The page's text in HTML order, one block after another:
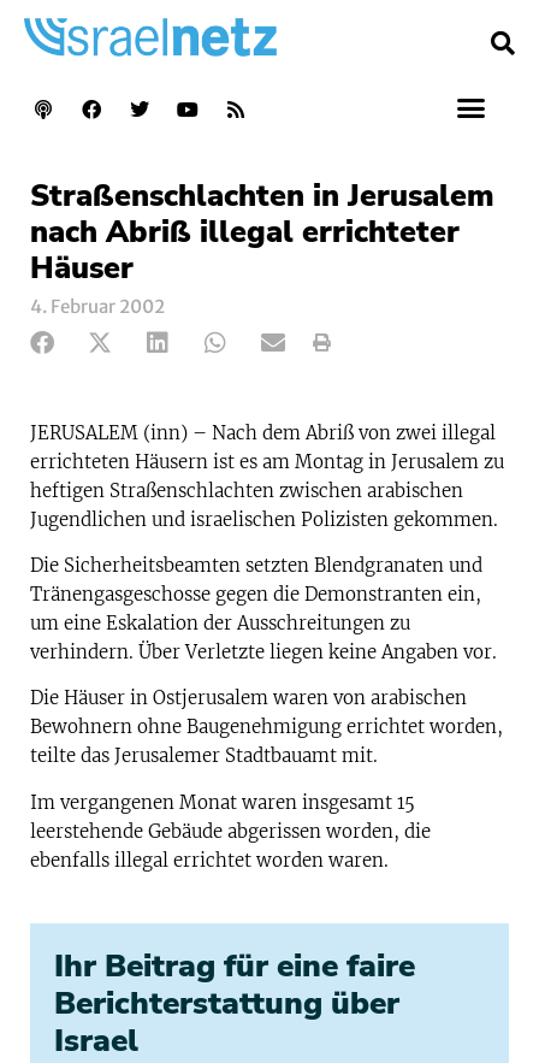
Straßenschlachten in Jerusalem
nach Abriß illegal errichteter
Häuser
4. Februar 2002
JERUSALEM (inn) – Nach dem Abriß von zwei illegal
errichteten Häusern ist es am Montag in Jerusalem zu
heftigen Straßenschlachten zwischen arabischen
Jugendlichen und israelischen Polizisten gekommen.
Die Sicherheitsbeamten setzten Blendgranaten und
Tränengasgeschosse gegen die Demonstranten ein,
um eine Eskalation der Ausschreitungen zu
verhindern. Über Verletzte liegen keine Angaben vor.
Die Häuser in Ostjerusalem waren von arabischen
Bewohnern ohne Baugenehmigung errichtet worden,
teilte das Jerusalemer Stadtbauamt mit.
Im vergangenen Monat waren insgesamt 15
leerstehende Gebäude abgerissen worden, die
ebenfalls illegal errichtet worden waren.
Ihr Beitrag für eine faire
Berichterstattung über
Israel